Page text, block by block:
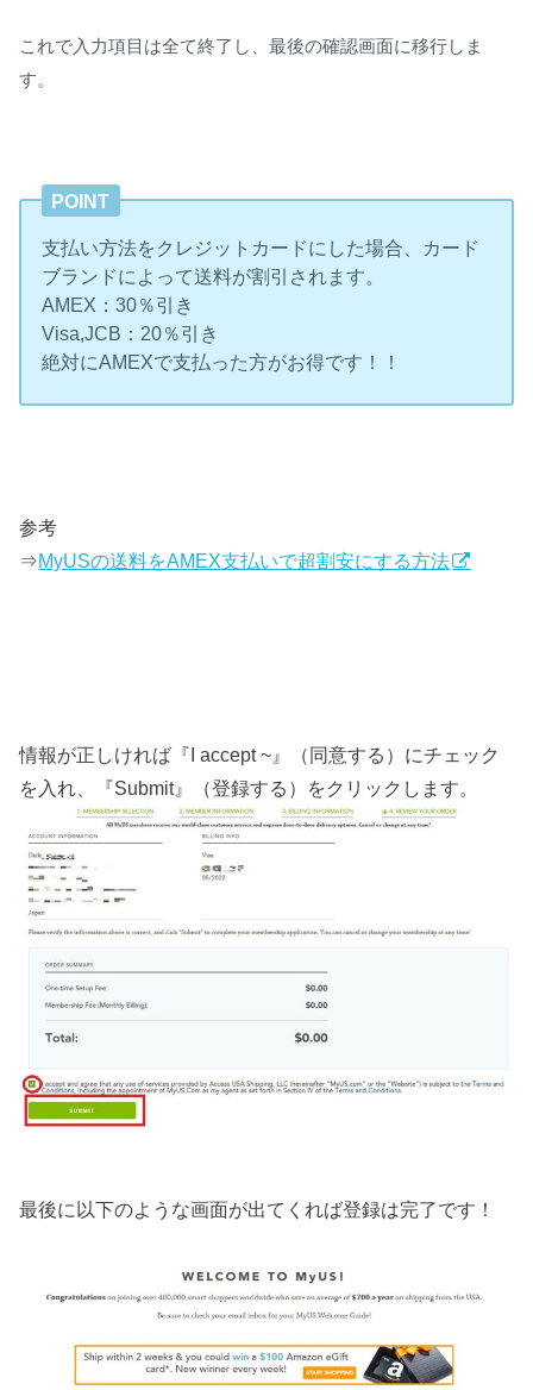
これで入力項目は全て終了し、最後の確認画面に移行しま
す。
POINT
支払い方法をクレジットカードにした場合、カード
ブランドによって送料が割引されます。
AMEX：30％引き
Visa,JCB：20％引き
絶対にAMEXで支払った方がお得です！！
参考
⇒MyUSの送料をAMEX支払いで超割安にする方法
情報が正しければ『I accept ~』（同意する）にチェック
を入れ、『Submit』（登録する）をクリックします。
最後に以下のような画面が出てくれば登録は完了です！